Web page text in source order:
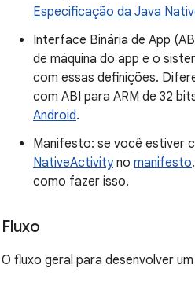
Especificação da Java
Interface Binária de App
de máquina do app e o
com essas definições.
com ABI para ARM de 32
Android.
Manifesto: se você estiver
NativeActivityno manifesto
como fazer isso.
Fluxo
O fluxo geral para desenvolver